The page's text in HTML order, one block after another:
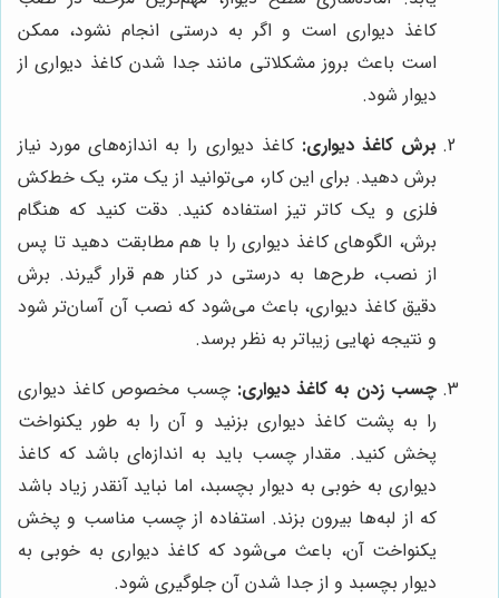
کاغذ دیواری است و اگر به درستی انجام نشود، ممکن
است باعث بروز مشکلاتی مانند جدا شدن کاغذ دیواری از
دیوار شود.
برش کاغذ دیواری: کاغذ دیواری را به اندازه‌های مورد نیاز
برش دهید. برای این کار، می‌توانید از یک متر، یک خط‌کش
فلزی و یک کاتر تیز استفاده کنید. دقت کنید که هنگام
برش، الگوهای کاغذ دیواری را با هم مطابقت دهید تا پس
از نصب، طرح‌ها به درستی در کنار هم قرار گیرند. برش
دقیق کاغذ دیواری، باعث می‌شود که نصب آن آسان‌تر شود
و نتیجه نهایی زیباتر به نظر برسد.
چسب زدن به کاغذ دیواری: چسب مخصوص کاغذ دیواری
را به پشت کاغذ دیواری بزنید و آن را به طور یکنواخت
پخش کنید. مقدار چسب باید به اندازه‌ای باشد که کاغذ
دیواری به خوبی به دیوار بچسبد، اما نباید آنقدر زیاد باشد
که از لبه‌ها بیرون بزند. استفاده از چسب مناسب و پخش
یکنواخت آن، باعث می‌شود که کاغذ دیواری به خوبی به
دیوار بچسبد و از جدا شدن آن جلوگیری شود.